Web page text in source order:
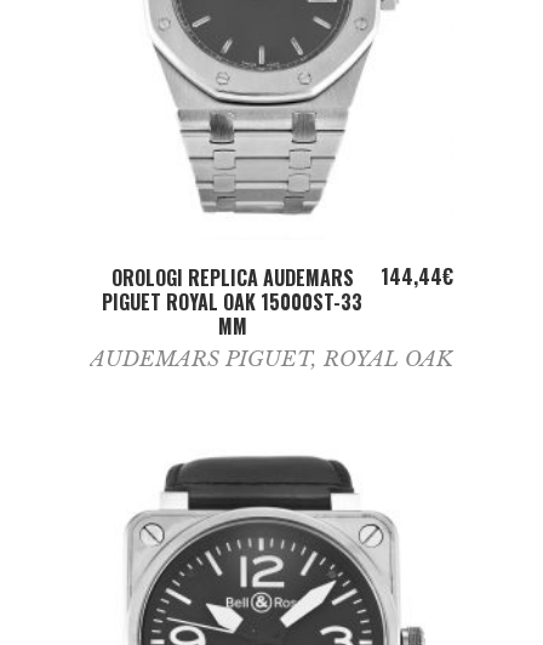
ADD TO CART
OROLOGI REPLICA AUDEMARS
PIGUET ROYAL OAK 15000ST-33
MM
144,44€
AUDEMARS PIGUET, ROYAL OAK